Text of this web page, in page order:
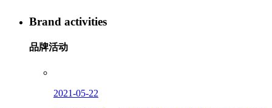
Brand activities
品牌活动
2021-05-22